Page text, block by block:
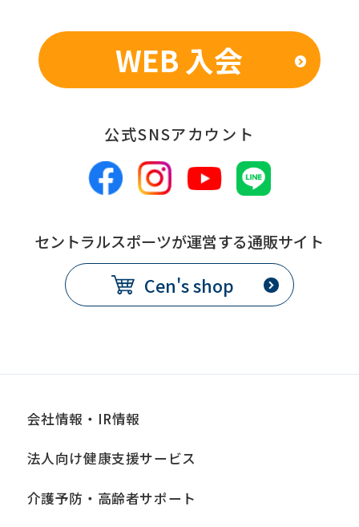
WEB 入会
公式SNSアカウント
セントラルスポーツが運営する通販サイト
Cen's shop
会社情報・IR情報
法人向け健康支援サービス
介護予防・高齢者サポート